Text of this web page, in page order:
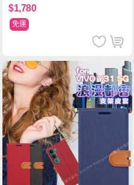
$1,780
免運